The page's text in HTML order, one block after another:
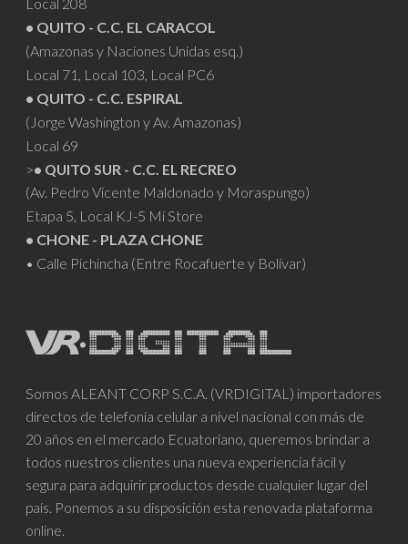
• QUITO - C.C. EL CARACOL
(Amazonas y Naciones Unidas esq.)
Local 71, Local 103, Local PC6
• QUITO - C.C. ESPIRAL
(Jorge Washington y Av. Amazonas)
Local 69
>• QUITO SUR - C.C. EL RECREO
(Av. Pedro Vicente Maldonado y Moraspungo)
Etapa 5, Local KJ-5 Mi Store
• CHONE - PLAZA CHONE
• Calle Pichincha (Entre Rocafuerte y Bolívar)
Somos ALEANT CORP S.C.A. (VRDIGITAL) importadores
directos de telefonía celular a nivel nacional con más de
20 años en el mercado Ecuatoriano, queremos brindar a
todos nuestros clientes una nueva experiencia fácil y
segura para adquirir productos desde cualquier lugar del
país. Ponemos a su disposición esta renovada plataforma
online.